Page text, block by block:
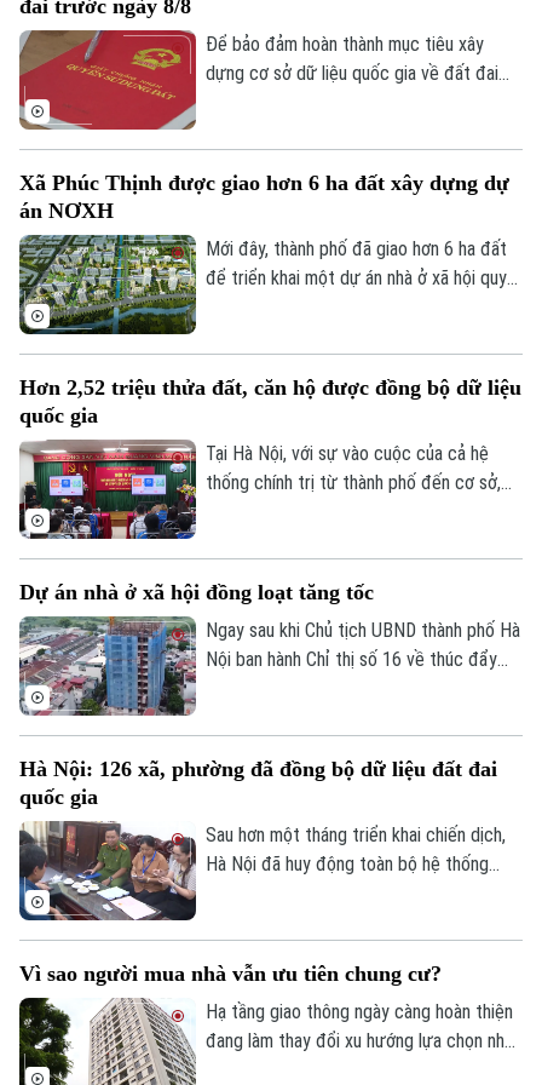
Đánh giá
Hướng nghiệp
Y tế
Tư vấn sức khỏe
Thể thao
Bóng đá
Golf
Giải trí
Tin tức
Sao
Điện ảnh
Âm nhạc
Đã phát sóng
đai trước ngày 8/8
Để bảo đảm hoàn thành mục tiêu xây
dựng cơ sở dữ liệu quốc gia về đất đai
báo cáo trước ngày 8/8.
Xã Phúc Thịnh được giao hơn 6 ha đất xây dựng dự
án NƠXH
Mới đây, thành phố đã giao hơn 6 ha đất
để triển khai một dự án nhà ở xã hội quy
Hơn 2,52 triệu thửa đất, căn hộ được đồng bộ dữ liệu
quốc gia
Tại Hà Nội, với sự vào cuộc của cả hệ
thống chính trị từ thành phố đến cơ sở,
đồng bộ trên toàn địa bàn.
Dự án nhà ở xã hội đồng loạt tăng tốc
Ngay sau khi Chủ tịch UBND thành phố Hà
Nội ban hành Chỉ thị số 16 về thúc đẩy
Hà Nội: 126 xã, phường đã đồng bộ dữ liệu đất đai
quốc gia
Sau hơn một tháng triển khai chiến dịch,
Hà Nội đã huy động toàn bộ hệ thống
cung cấp hơn 10.000 tài khoản và các
phần mềm hỗ trợ cho 126 xã, phường.
Vì sao người mua nhà vẫn ưu tiên chung cư?
Hạ tầng giao thông ngày càng hoàn thiện
đang làm thay đổi xu hướng lựa chọn nhà